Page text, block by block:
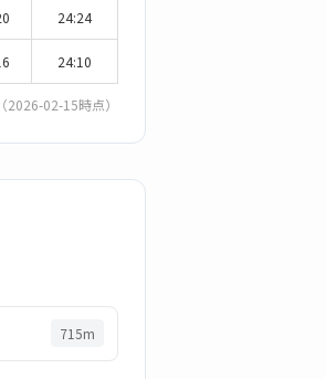
24:24
24:10
2026-02-15時点）
715m